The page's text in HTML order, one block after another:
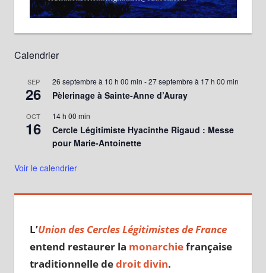
Calendrier
SEP
26
26 septembre à 10 h 00 min -27 septembre à 17 h 00 min
Pèlerinage à Sainte-Anne d’Auray
OCT
16
14 h 00 min
Cercle Légitimiste Hyacinthe Rigaud : Messe
pour Marie-Antoinette
Voir le calendrier
L’Union des Cercles Légitimistes de France
entend restaurer la monarchiefrançaise
traditionnelle dedroit divin.